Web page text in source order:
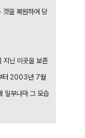
것을 복원하여 당
지닌 이곳을 보존
터 2003년 7월
일부나마 그 모습